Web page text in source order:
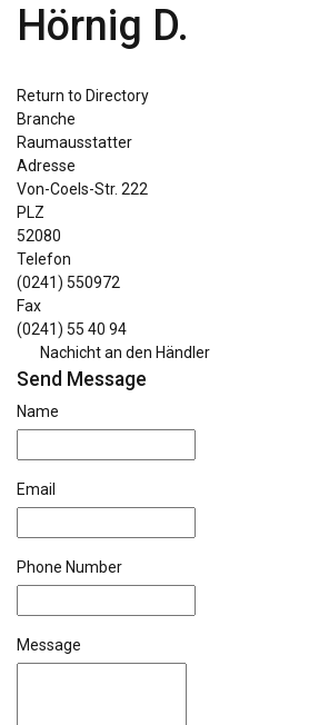
Hörnig D.
Return to Directory
Branche
Raumausstatter
Adresse
Von-Coels-Str. 222
PLZ
52080
Telefon
(0241) 550972
Fax
(0241) 55 40 94
Nachicht an den Händler
Send Message
Name
Email
Phone Number
Message